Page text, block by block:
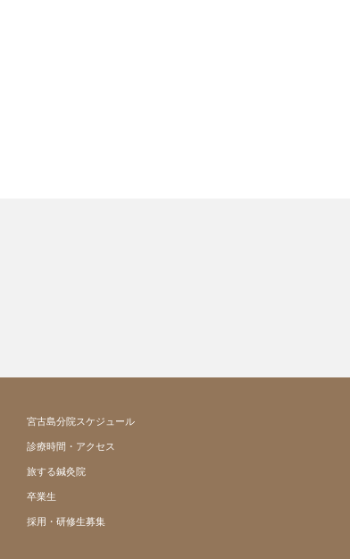
宮古島分院スケジュール
診療時間・アクセス
旅する鍼灸院
卒業生
採用・研修生募集